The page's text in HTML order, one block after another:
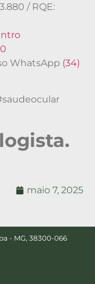
/ RQE:
WhatsApp (34)
gista.
maio 7, 2025
- MG, 38300-066